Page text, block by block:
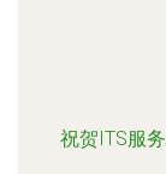
祝贺ITS服